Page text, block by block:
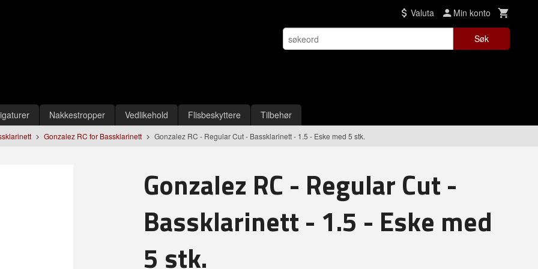
Valuta Min konto
Søk
Nakkestropper Vedlikehold Flisbeskyttere Tilbehør
Gonzalez RC for Bassklarinett Gonzalez RC - Regular Cut - Bassklarinett - 1.5 - Eske med 5 stk.
Gonzalez RC - Regular Cut -
Bassklarinett - 1.5 - Eske med
5 stk.